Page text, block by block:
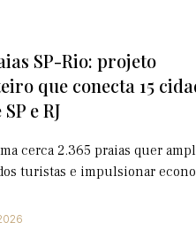
SP-Rio: projeto
que conecta 15
e RJ
cerca 2.365 praias quer
turistas e impulsionar